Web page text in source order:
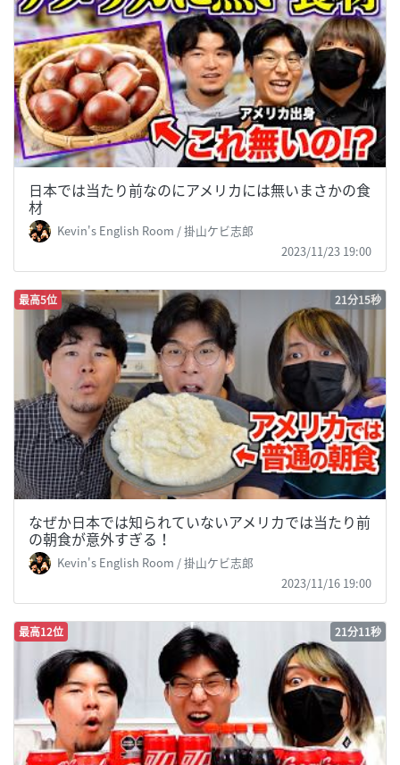
日本では当たり前なのにアメリカには無いまさかの食
材
Kevin's English Room / 掛山ケビ志郎
2023/11/23 19:00
最高5位 21分15秒
なぜか日本では知られていないアメリカでは当たり前
の朝食が意外すぎる！
Kevin's English Room / 掛山ケビ志郎
2023/11/16 19:00
最高12位 21分11秒